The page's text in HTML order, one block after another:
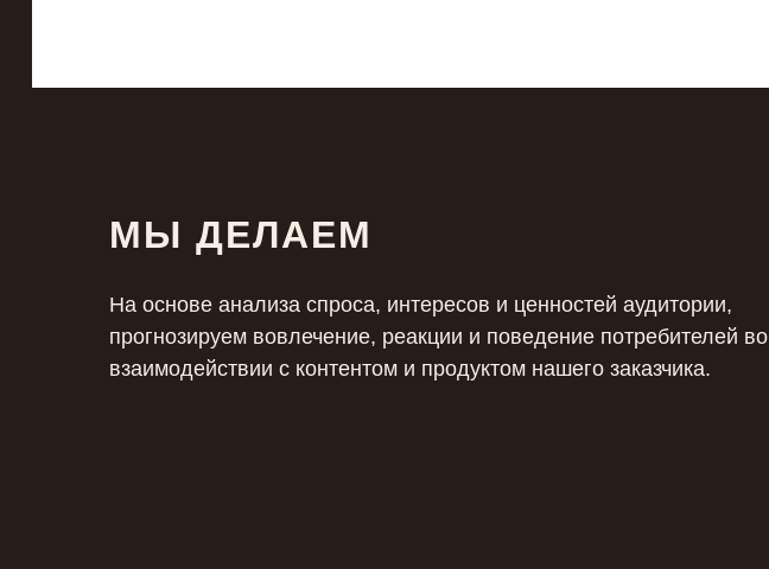
МЫ ДЕЛАЕМ
На основе анализа спроса, интересов и ценностей аудитории,
прогнозируем вовлечение, реакции и поведение потребителей во
взаимодействии с контентом и продуктом нашего заказчика.